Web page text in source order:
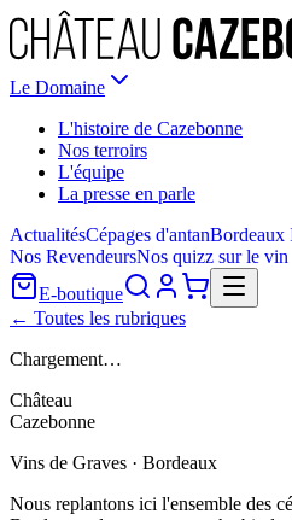
Le Domaine
L'histoire de Cazebonne
Nos terroirs
L'équipe
La presse en parle
ActualitésCépages d'antanBordeaux
Nos RevendeursNos quizz sur le vin
E-boutique
← Toutes les rubriques
Chargement…
Château
Cazebonne
Vins de Graves · Bordeaux
Nous replantons ici l'ensemble des